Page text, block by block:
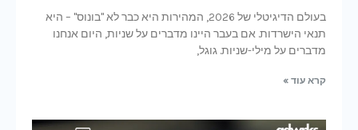
בעולם הדיגיטלי של 2026, המהירות היא כבר לא "בונוס" – היא
תנאי הישרדות. אם בעבר היינו מדברים על שניות, היום אנחנו
מדברים על מילי-שניות. גוגל,
קרא עוד »